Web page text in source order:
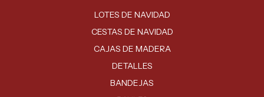
LOTES DE NAVIDAD
CESTAS DE NAVIDAD
CAJAS DE MADERA
DETALLES
BANDEJAS